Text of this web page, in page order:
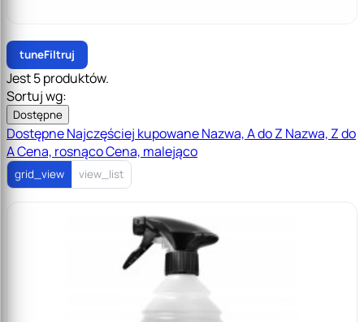
tuneFiltruj
Jest 5 produktów.
Sortuj wg:
Dostępne
DostępneNajczęściej kupowaneNazwa, A do Z Nazwa, Z do
ACena, rosnącoCena, malejąco
grid_view view_list